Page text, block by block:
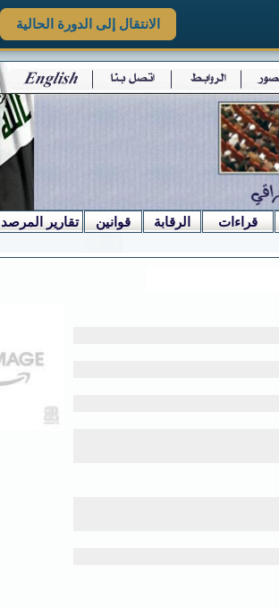
الانتقال إلى الدورة الحالية
قراءات الرقابة قوانين تقارير المرصد